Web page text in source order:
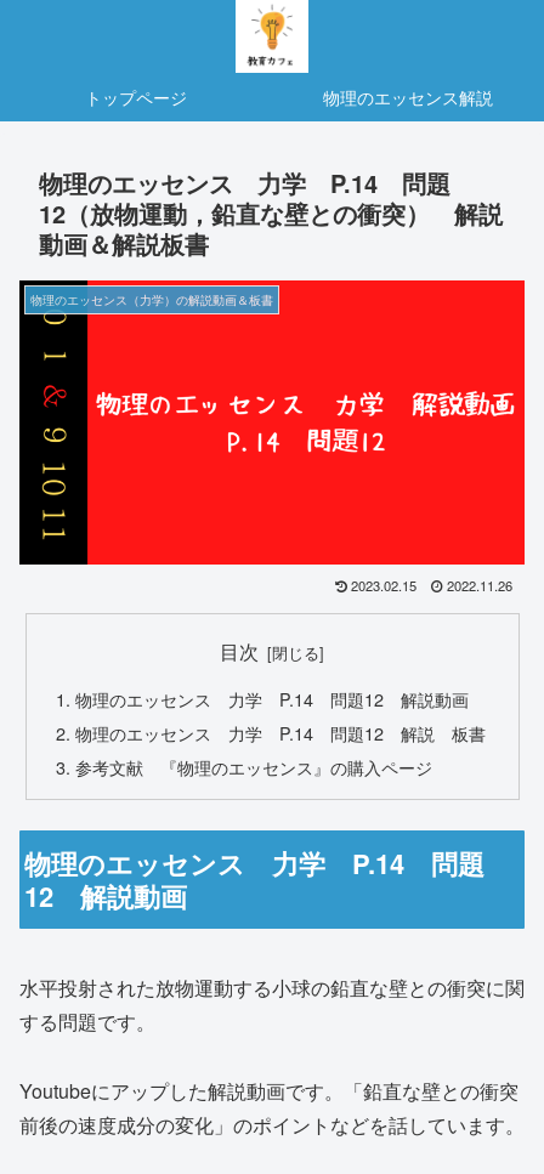
トップページ 物理のエッセンス解説
物理のエッセンス 力学 P.14 問題
12（放物運動，鉛直な壁との衝突） 解説
動画＆解説板書
物理のエッセンス（力学）の解説動画＆板書
2023.02.15 2022.11.26
目次
物理のエッセンス 力学 P.14 問題12 解説動画
物理のエッセンス 力学 P.14 問題12 解説 板書
参考文献 『物理のエッセンス』の購入ページ
物理のエッセンス 力学 P.14 問題
12 解説動画
水平投射された放物運動する小球の鉛直な壁との衝突に関
する問題です。
Youtubeにアップした解説動画です。「鉛直な壁との衝突
前後の速度成分の変化」のポイントなどを話しています。